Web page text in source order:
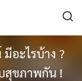
อะไรบ้าง ?
สุขภาพกัน !